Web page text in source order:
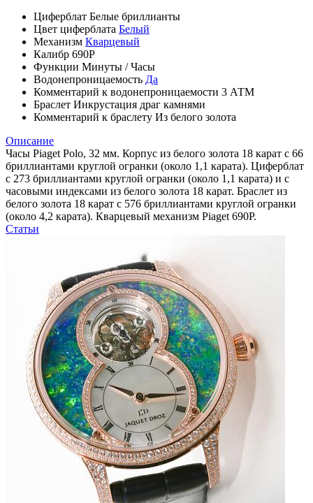
Циферблат Белые бриллианты
Цвет циферблата Белый
Механизм Кварцевый
Калибр 690P
Функции Минуты /Часы
Водонепроницаемость Да
Комментарий к водонепроницаемости 3 АТМ
Браслет Инкрустация драг камнями
Комментарий к браслету Из белого золота
Описание
Часы Piaget Polo, 32 мм. Корпус из белого золота 18 карат с 66
бриллиантами круглой огранки (около 1,1 карата). Циферблат
с 273 бриллиантами круглой огранки (около 1,1 карата) и с
часовыми индексами из белого золота 18 карат. Браслет из
белого золота 18 карат с 576 бриллиантами круглой огранки
(около 4,2 карата). Кварцевый механизм Piaget 690P.
Статьи